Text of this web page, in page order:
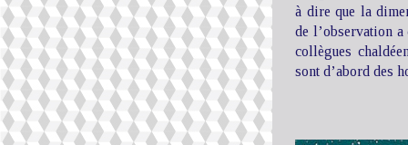
à dire que la
de l’observation
collègues
sont d’abord des